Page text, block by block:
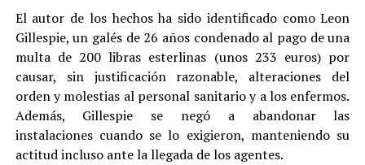
El autor de los hechos ha sido identificado como Leon
Gillespie, un galés de 26 años condenado al pago de una
multa de 200 libras esterlinas (unos 233 euros) por
causar, sin justificación razonable, alteraciones del
orden y molestias al personal sanitario y a los enfermos.
Además, Gillespie se negó a abandonar las
instalaciones cuando se lo exigieron, manteniendo su
actitud incluso ante la llegada de los agentes.